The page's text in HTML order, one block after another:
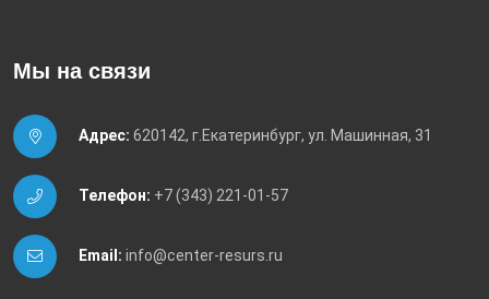
Мы на связи
Адрес: 620142, г.Екатеринбург, ул. Машинная, 31
Телефон: +7 (343) 221-01-57
Email: info@center-resurs.ru